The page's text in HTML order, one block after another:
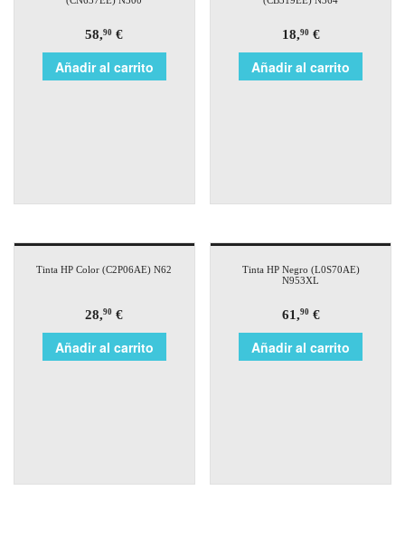
58,90 €
Añadir al carrito
18,90€
Añadir al carrito
Tinta HP Color (C2P06AE) N62
28,90 €
Añadir al carrito
Tinta HP Negro (L0S70AE)
N953XL
61,90€
Añadir al carrito